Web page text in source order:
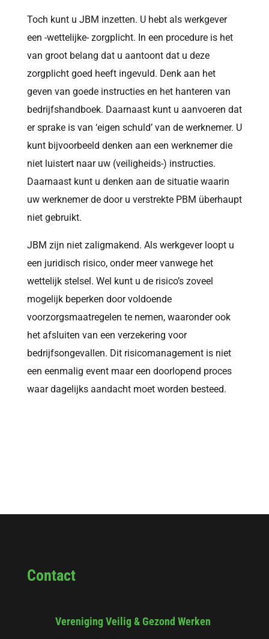
Toch kunt u JBM inzetten. U hebt als werkgever
een -wettelijke- zorgplicht. In een procedure is het
van groot belang dat u aantoont dat u deze
zorgplicht goed heeft ingevuld. Denk aan het
geven van goede instructies en het hanteren van
bedrijfshandboek. Daarnaast kunt u aanvoeren dat
er sprake is van ‘eigen schuld’ van de werknemer. U
kunt bijvoorbeeld denken aan een werknemer die
niet luistert naar uw (veiligheids-) instructies.
Daarnaast kunt u denken aan de situatie waarin
uw werknemer de door u verstrekte PBM überhaupt
niet gebruikt.
JBM zijn niet zaligmakend. Als werkgever loopt u
een juridisch risico, onder meer vanwege het
wettelijk stelsel. Wel kunt u de risico’s zoveel
mogelijk beperken door voldoende
voorzorgsmaatregelen te nemen, waaronder ook
het afsluiten van een verzekering voor
bedrijfsongevallen. Dit risicomanagement is niet
een eenmalig event maar een doorlopend proces
waar dagelijks aandacht moet worden besteed.
Contact
Vereniging Veilig & Gezond Werken